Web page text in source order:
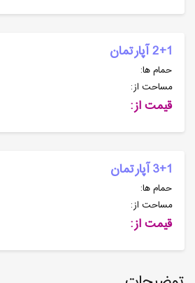
2+1 آپارتمان
حمام ها:
مساحت از:
قیمت از:
3+1 آپارتمان
حمام ها:
مساحت از:
قیمت از: